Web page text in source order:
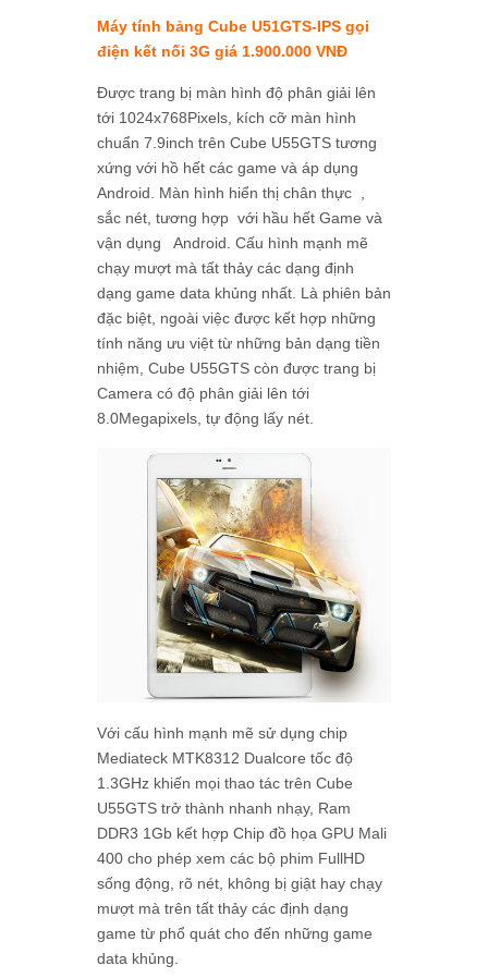
Máy tính bảng Cube U51GTS-IPS gọi
điện kết nối 3G giá 1.900.000 VNĐ
Được trang bị màn hình độ phân giải lên
tới 1024x768Pixels, kích cỡ màn hình
chuẩn 7.9inch trên Cube U55GTS tương
xứng với hồ hết các game và áp dụng
Android. Màn hình hiển thị chân thực ,
sắc nét, tương hợp với hầu hết Game và
vận dụng Android. Cấu hình mạnh mẽ
chạy mượt mà tất thảy các dạng định
dạng game data khủng nhất. Là phiên bản
đặc biệt, ngoài việc được kết hợp những
tính năng ưu việt từ những bản dạng tiền
nhiệm, Cube U55GTS còn được trang bị
Camera có độ phân giải lên tới
8.0Megapixels, tự động lấy nét.
Với cấu hình mạnh mẽ sử dụng chip
Mediateck MTK8312 Dualcore tốc độ
1.3GHz khiến mọi thao tác trên Cube
U55GTS trở thành nhanh nhạy, Ram
DDR3 1Gb kết hợp Chip đồ họa GPU Mali
400 cho phép xem các bộ phim FullHD
sống động, rõ nét, không bị giật hay chạy
mượt mà trên tất thảy các định dạng
game từ phổ quát cho đến những game
data khủng.